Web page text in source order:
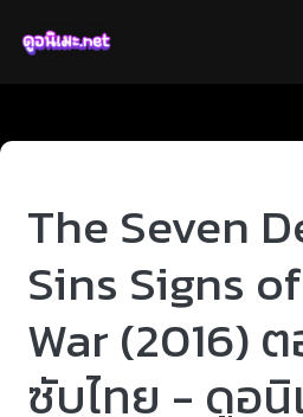
The Seven
Sins Signs
War (2016)
ซับไทย - ดูอนิ